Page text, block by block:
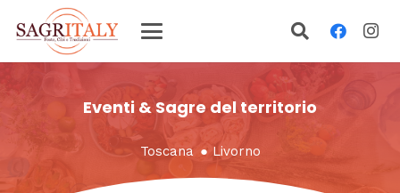
Eventi & Sagre del territorio
Toscana ● Livorno